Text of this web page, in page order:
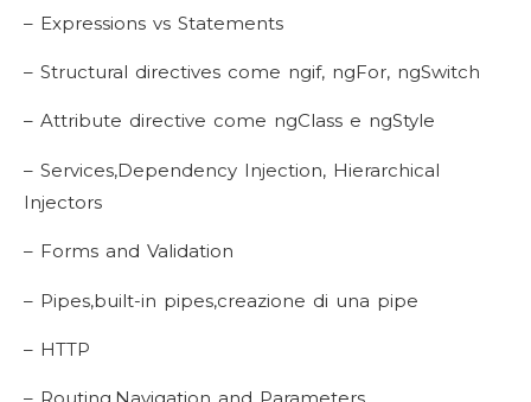
– Expressions vs Statements
– Structural directives come ngif, ngFor, ngSwitch
– Attribute directive come ngClass e ngStyle
– Services,Dependency Injection, Hierarchical
Injectors
– Forms and Validation
– Pipes,built-in pipes,creazione di una pipe
– HTTP